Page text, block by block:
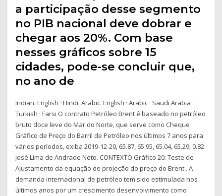
a participação desse segmento
no PIB nacional deve dobrar e
chegar aos 20%. Com base
nesses gráficos sobre 15
cidades, pode-se concluir que,
no ano de
Indian. English · Hindi. Arabic. English · Arabic · Saudi Arabia ·
Turkish · Farsi O contrato Petróleo Brent é baseado no petróleo
bruto doce leve do Mar do Norte, que serve como Cheque
Gráfico de Preço do Barril de Petróleo nos últimos 7 anos para
vários períodos, exiba 2019-12-20, 65.87, 65.95, 65.04, 65.29, 0.82.
José Lima de Andrade Neto. CONTEXTO Gráfico 20: Teste de
Ajustamento da equação de projeção do preço do Brent . A
demanda internacional de petróleo tem sido estimulada nos
últimos anos por um crescimento desenvolvimento como